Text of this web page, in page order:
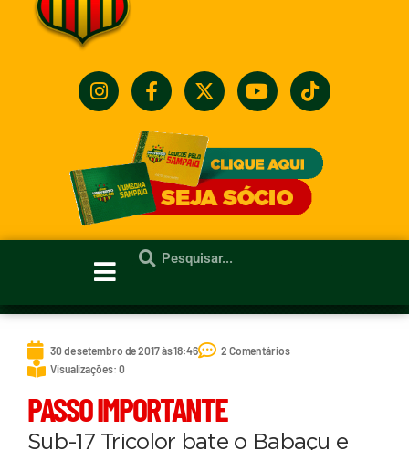
30 de setembro de 2017 às 18:46
2 Comentários
Visualizações: 0
PASSO IMPORTANTE
Sub-17 Tricolor bate o Babaçu e